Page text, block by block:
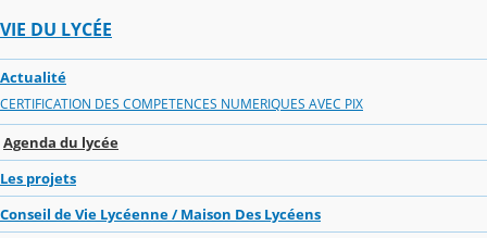
VIE DU LYCÉE
Actualité
CERTIFICATION DES COMPETENCES NUMERIQUES AVEC PIX
Agenda du lycée
Les projets
Conseil de Vie Lycéenne / Maison Des Lycéens